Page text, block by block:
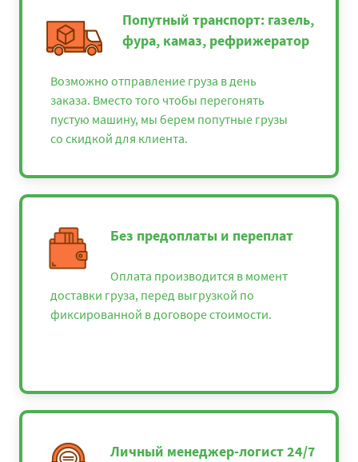
Попутный транспорт: газель,
фура, камаз, рефрижератор
Возможно отправление груза в день
заказа. Вместо того чтобы перегонять
пустую машину, мы берем попутные грузы
со скидкой для клиента.
Без предоплаты и переплат
Оплата производится в момент
доставки груза, перед выгрузкой по
фиксированной в договоре стоимости.
Личный менеджер-логист 24/7